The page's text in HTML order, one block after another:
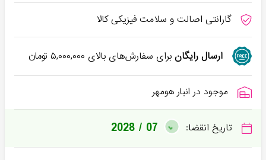
گارانتی اصالت و سلامت فیزیکی کالا
ارسال رایگانبرای سفارش‌های بالای ۵,۰۰۰,۰۰۰تومان
موجود در انبار هومهر
تاریخ انقضا: 2028 / 07